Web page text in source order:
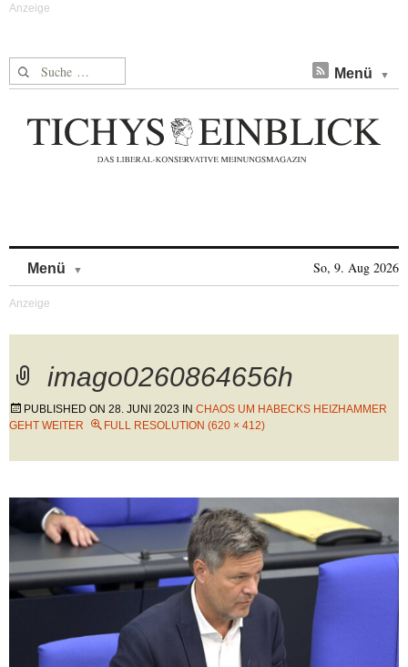
Suche nach: Menü
Menü So, 9. Aug 2026
imago0260864656h
PUBLISHED ON 28. JUNI 2023 IN CHAOS UM HABECKS HEIZHAMMER
GEHT WEITER
FULL RESOLUTION (620 × 412)